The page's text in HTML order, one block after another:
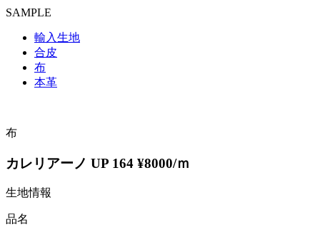
SAMPLE
輸入生地
合皮
布
本革
布
カレリアーノ UP 164 ¥8000/ｍ
生地情報
品名